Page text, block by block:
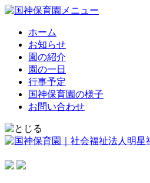
ホーム
お知らせ
園の紹介
園の一日
行事予定
国神保育園の様子
お問い合わせ